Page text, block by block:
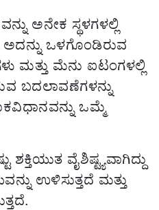
ಅನೇಕ ಸ್ಥಳಗಳಲ್ಲಿ
ಒಳಗೊಂಡಿರುವ
ಮತ್ತು ಮೆನು ಐಟಂಗಳಲ್ಲಿ
ಬದಲಾವಣೆಗಳನ್ನು
ಒಮ್ಮೆ
ಶಕ್ತಿಯುತ ವೈಶಿಷ್ಟ್ಯವಾಗಿದ್ದು
ಉಳಿಸುತ್ತದೆ ಮತ್ತು